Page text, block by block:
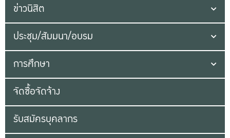
ข่าวนิสิต
ประชุม/สัมมนา/อบรม
การศึกษา
จัดซื้อจัดจ้าง
รับสมัครบุคลากร